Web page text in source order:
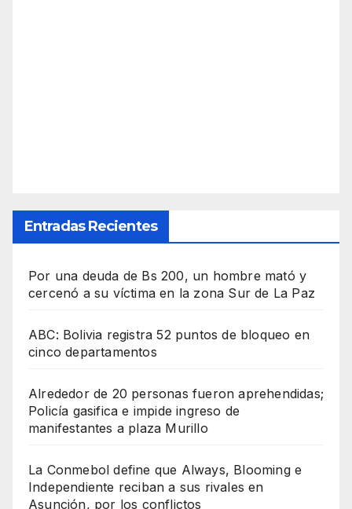
Entradas Recientes
Por una deuda de Bs 200, un hombre mató y
cercenó a su víctima en la zona Sur de La Paz
ABC: Bolivia registra 52 puntos de bloqueo en
cinco departamentos
Alrededor de 20 personas fueron aprehendidas;
Policía gasifica e impide ingreso de
manifestantes a plaza Murillo
La Conmebol define que Always, Blooming e
Independiente reciban a sus rivales en
Asunción, por los conflictos